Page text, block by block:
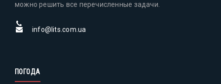
можно решить все перечисленные задачи.
info@lits.com.ua
ПОГОДА